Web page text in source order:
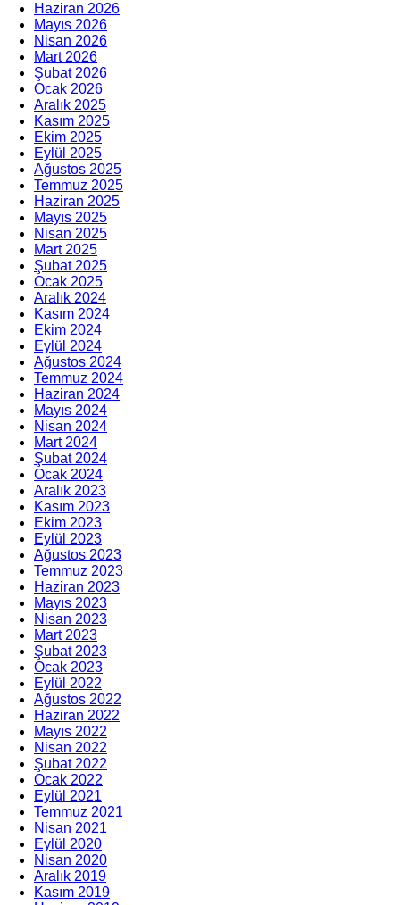
Haziran 2026
Mayıs 2026
Nisan 2026
Mart 2026
Şubat 2026
Ocak 2026
Aralık 2025
Kasım 2025
Ekim 2025
Eylül 2025
Ağustos 2025
Temmuz 2025
Haziran 2025
Mayıs 2025
Nisan 2025
Mart 2025
Şubat 2025
Ocak 2025
Aralık 2024
Kasım 2024
Ekim 2024
Eylül 2024
Ağustos 2024
Temmuz 2024
Haziran 2024
Mayıs 2024
Nisan 2024
Mart 2024
Şubat 2024
Ocak 2024
Aralık 2023
Kasım 2023
Ekim 2023
Eylül 2023
Ağustos 2023
Temmuz 2023
Haziran 2023
Mayıs 2023
Nisan 2023
Mart 2023
Şubat 2023
Ocak 2023
Eylül 2022
Ağustos 2022
Haziran 2022
Mayıs 2022
Nisan 2022
Şubat 2022
Ocak 2022
Eylül 2021
Temmuz 2021
Nisan 2021
Eylül 2020
Nisan 2020
Aralık 2019
Kasım 2019